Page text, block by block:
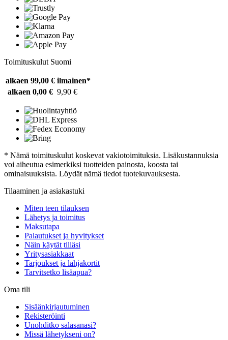
Toimituskulut Suomi
alkaen 99,00 € ilmainen*
alkaen 0,00 € 9,90 €
* Nämä toimituskulut koskevat vakiotoimituksia. Lisäkustannuksia
voi aiheutua esimerkiksi tuotteiden painosta, koosta tai
ominaisuuksista. Löydät nämä tiedot tuotekuvauksesta.
Tilaaminen ja asiakastuki
Miten teen tilauksen
Lähetys ja toimitus
Maksutapa
Palautukset ja hyvitykset
Näin käytät tiliäsi
Yritysasiakkaat
Tarjoukset ja lahjakortit
Tarvitsetko lisäapua?
Oma tili
Sisäänkirjautuminen
Rekisteröinti
Unohditko salasanasi?
Missä lähetykseni on?